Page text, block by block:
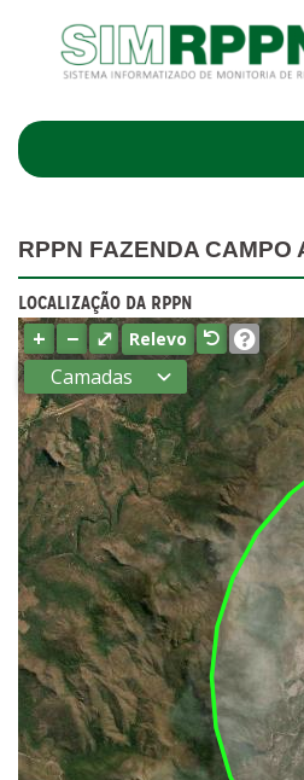
RPPN FAZENDA CAMPO
LOCALIZAÇÃO DA RPPN
+ − ⤢ Relevo
Camadas
Estados
Municípios
Terras
indígenas
(FUNAI)
UC Federal
UC Estaduais
UC
Municipais
Hidrografia
1:1.000.000
(ANA)